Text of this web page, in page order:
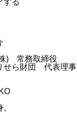
する
) 常務取締役
せら財団 代表理事